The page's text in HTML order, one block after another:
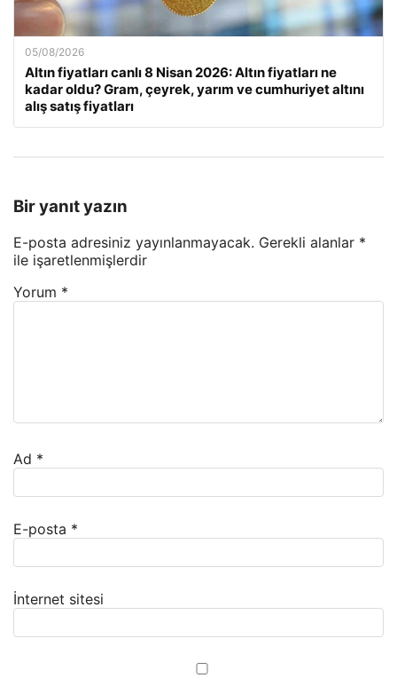
05/08/2026
Altın fiyatları canlı 8 Nisan 2026: Altın fiyatları ne
kadar oldu? Gram, çeyrek, yarım ve cumhuriyet altını
alış satış fiyatları
Bir yanıt yazın
E-posta adresiniz yayınlanmayacak. Gerekli alanlar *
ile işaretlenmişlerdir
Yorum *
Ad *
E-posta *
İnternet sitesi